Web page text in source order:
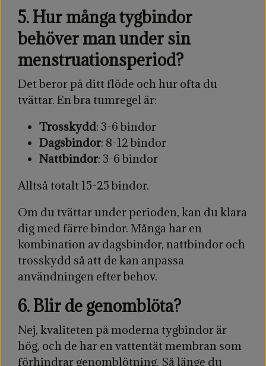
5. Hur många tygbindor
behöver man under sin
menstruationsperiod?
Det beror på ditt flöde och hur ofta du
tvättar. En bra tumregel är:
Trosskydd: 3-6 bindor
Dagsbindor: 8-12 bindor
Nattbindor: 3-6 bindor
Alltså totalt 15-25 bindor.
Om du tvättar under perioden, kan du klara
dig med färre bindor. Många har en
kombination av dagsbindor, nattbindor och
trosskydd så att de kan anpassa
användningen efter behov.
6. Blir de genomblöta?
Nej, kvaliteten på moderna tygbindor är
hög, och de har en vattentät membran som
förhindrar genomblötning. Så länge du